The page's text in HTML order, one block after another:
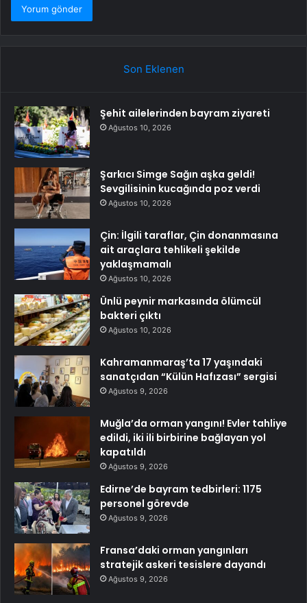
Son Eklenen
Şehit ailelerinden bayram ziyareti
Ağustos 10, 2026
Şarkıcı Simge Sağın aşka geldi!
Sevgilisinin kucağında poz verdi
Ağustos 10, 2026
Çin: İlgili taraflar, Çin donanmasına
ait araçlara tehlikeli şekilde
yaklaşmamalı
Ağustos 10, 2026
Ünlü peynir markasında ölümcül
bakteri çıktı
Ağustos 10, 2026
Kahramanmaraş’ta 17 yaşındaki
sanatçıdan “Külün Hafızası” sergisi
Ağustos 9, 2026
Muğla’da orman yangını! Evler tahliye
edildi, iki ili birbirine bağlayan yol
kapatıldı
Ağustos 9, 2026
Edirne’de bayram tedbirleri: 1175
personel görevde
Ağustos 9, 2026
Fransa’daki orman yangınları
stratejik askeri tesislere dayandı
Ağustos 9, 2026